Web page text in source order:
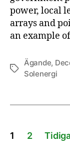
power, local
arrays and
an example
Etiketter
Ägande,
Solenergi
1 2